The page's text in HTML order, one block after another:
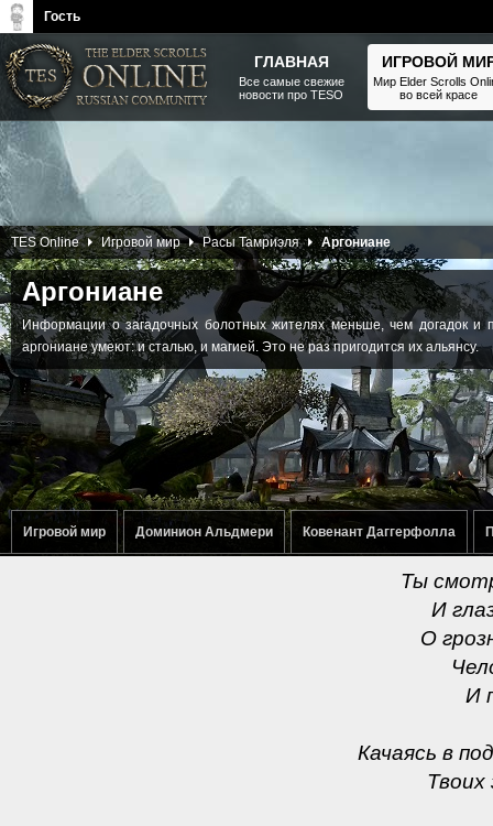
10 Февраля 2013
Игровой мир Доминион Альдмери Ковенант Даггерфолла
Аргониане
Информации о загадочных болотных жителях меньше, чем догадок и
аргониане умеют: и сталью, и магией. Это не раз пригодится их альянсу.
TES Online Игровой мир Расы Тамриэля Аргониане
Ты
И
О
И
Качаясь в
Твоих
The Elder Scrolls, Fallout,
Bethesda Softworks - статьи,
новости, дополнения
ГЛАВНАЯ
Все самые свежие
новости про TESO
ИГРОВОЙ
Мир Elder Scrolls
во всей красе
Гость